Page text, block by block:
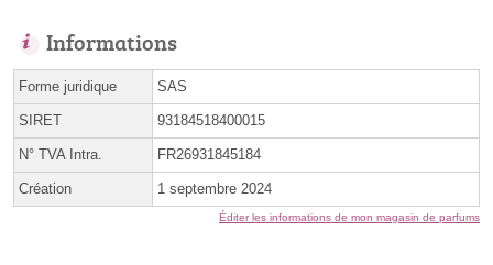
Informations
Forme juridique SAS
SIRET 93184518400015
N° TVA Intra. FR26931845184
Création 1 septembre 2024
Éditer les informations de mon magasin de parfums